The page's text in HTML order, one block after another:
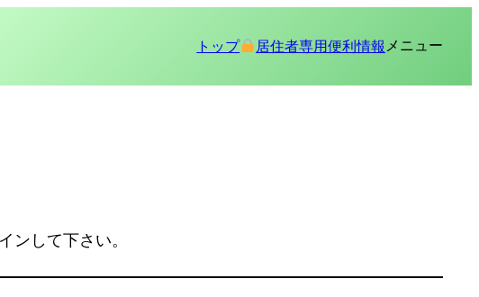
トップ 居住者専用便利情報 メニュー
ンして下さい。